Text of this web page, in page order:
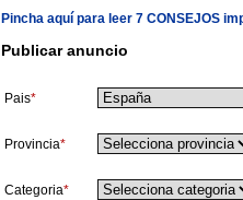
Pincha aquí para leer 7 CONSEJOS
Publicar anuncio
Pais*
Provincia*
Categoria*